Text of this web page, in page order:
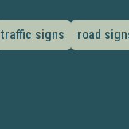
traffic signs road